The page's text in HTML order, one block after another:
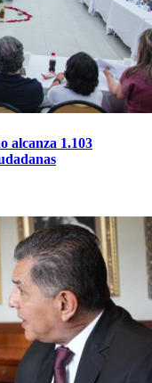
alcanza 1.103